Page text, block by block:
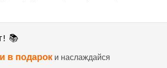
📚
в подарок и наслаждайся